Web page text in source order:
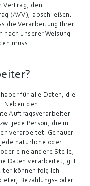
Vertrag, den
(AVV), abschließen.
die Verarbeitung Ihrer
nach unserer Weisung
muss.
für alle Daten, die
Neben den
Auftragsverarbeiter
jede Person, die in
verarbeitet. Genauer
natürliche oder
eine andere Stelle,
Daten verarbeitet, gilt
können folglich
Bezahlungs- oder